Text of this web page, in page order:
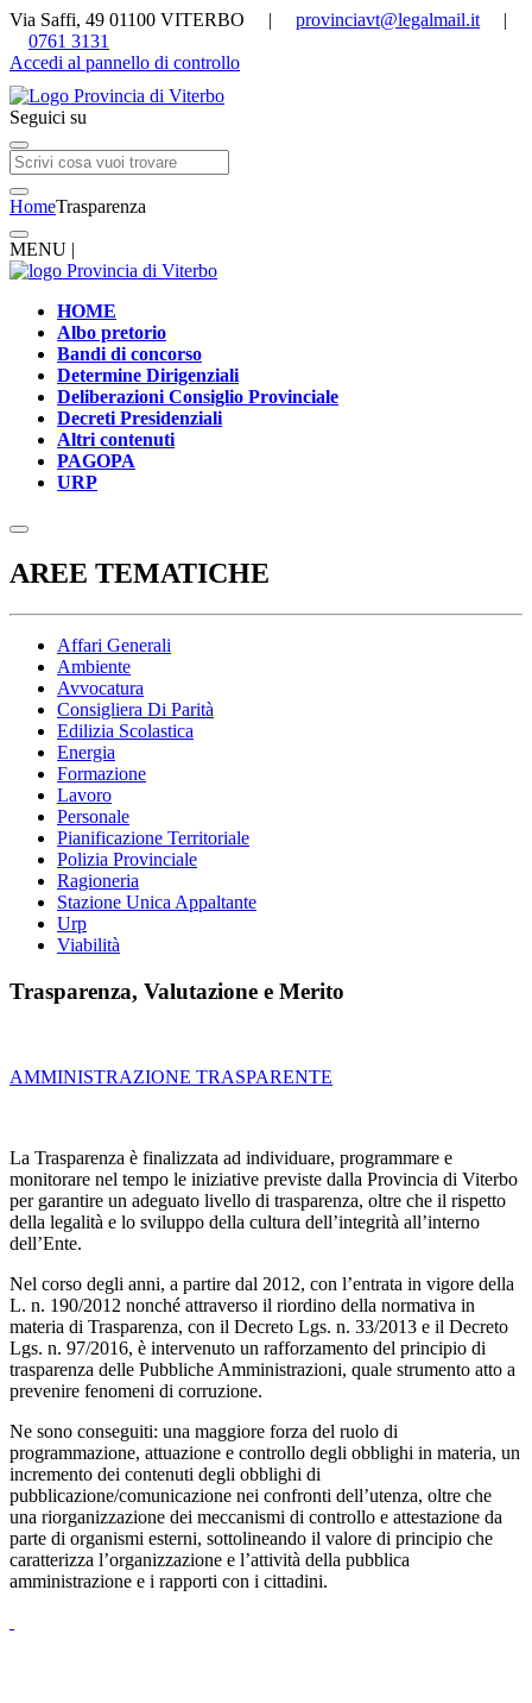
Via Saffi, 49 01100 VITERBO | provinciavt@legalmail.it |
0761 3131
Accedi al pannello di controllo
Seguici su
HomeTrasparenza
MENU |
HOME
Albo pretorio
Bandi di concorso
Determine Dirigenziali
Deliberazioni Consiglio Provinciale
Decreti Presidenziali
Altri contenuti
PAGOPA
URP
AREE TEMATICHE
Affari Generali
Ambiente
Avvocatura
Consigliera Di Parità
Edilizia Scolastica
Energia
Formazione
Lavoro
Personale
Pianificazione Territoriale
Polizia Provinciale
Ragioneria
Stazione Unica Appaltante
Urp
Viabilità
Trasparenza, Valutazione e Merito
AMMINISTRAZIONE TRASPARENTE
La Trasparenza è finalizzata ad individuare, programmare e
monitorare nel tempo le iniziative previste dalla Provincia di Viterbo
per garantire un adeguato livello di trasparenza, oltre che il rispetto
della legalità e lo sviluppo della cultura dell’integrità all’interno
dell’Ente.
Nel corso degli anni, a partire dal 2012, con l’entrata in vigore della
L. n. 190/2012 nonché attraverso il riordino della normativa in
materia di Trasparenza, con il Decreto Lgs. n. 33/2013 e il Decreto
Lgs. n. 97/2016, è intervenuto un rafforzamento del principio di
trasparenza delle Pubbliche Amministrazioni, quale strumento atto a
prevenire fenomeni di corruzione.
Ne sono conseguiti: una maggiore forza del ruolo di
programmazione, attuazione e controllo degli obblighi in materia, un
incremento dei contenuti degli obblighi di
pubblicazione/comunicazione nei confronti dell’utenza, oltre che
una riorganizzazione dei meccanismi di controllo e attestazione da
parte di organismi esterni, sottolineando il valore di principio che
caratterizza l’organizzazione e l’attività della pubblica
amministrazione e i rapporti con i cittadini.